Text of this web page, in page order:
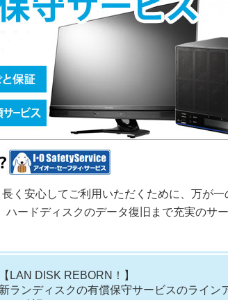
く安心してご利用いただくために、万が一
ードディスクのデータ復旧まで充実のサー
【LAN DISK REBORN！】
新ランディスクの有償保守サービスのライン